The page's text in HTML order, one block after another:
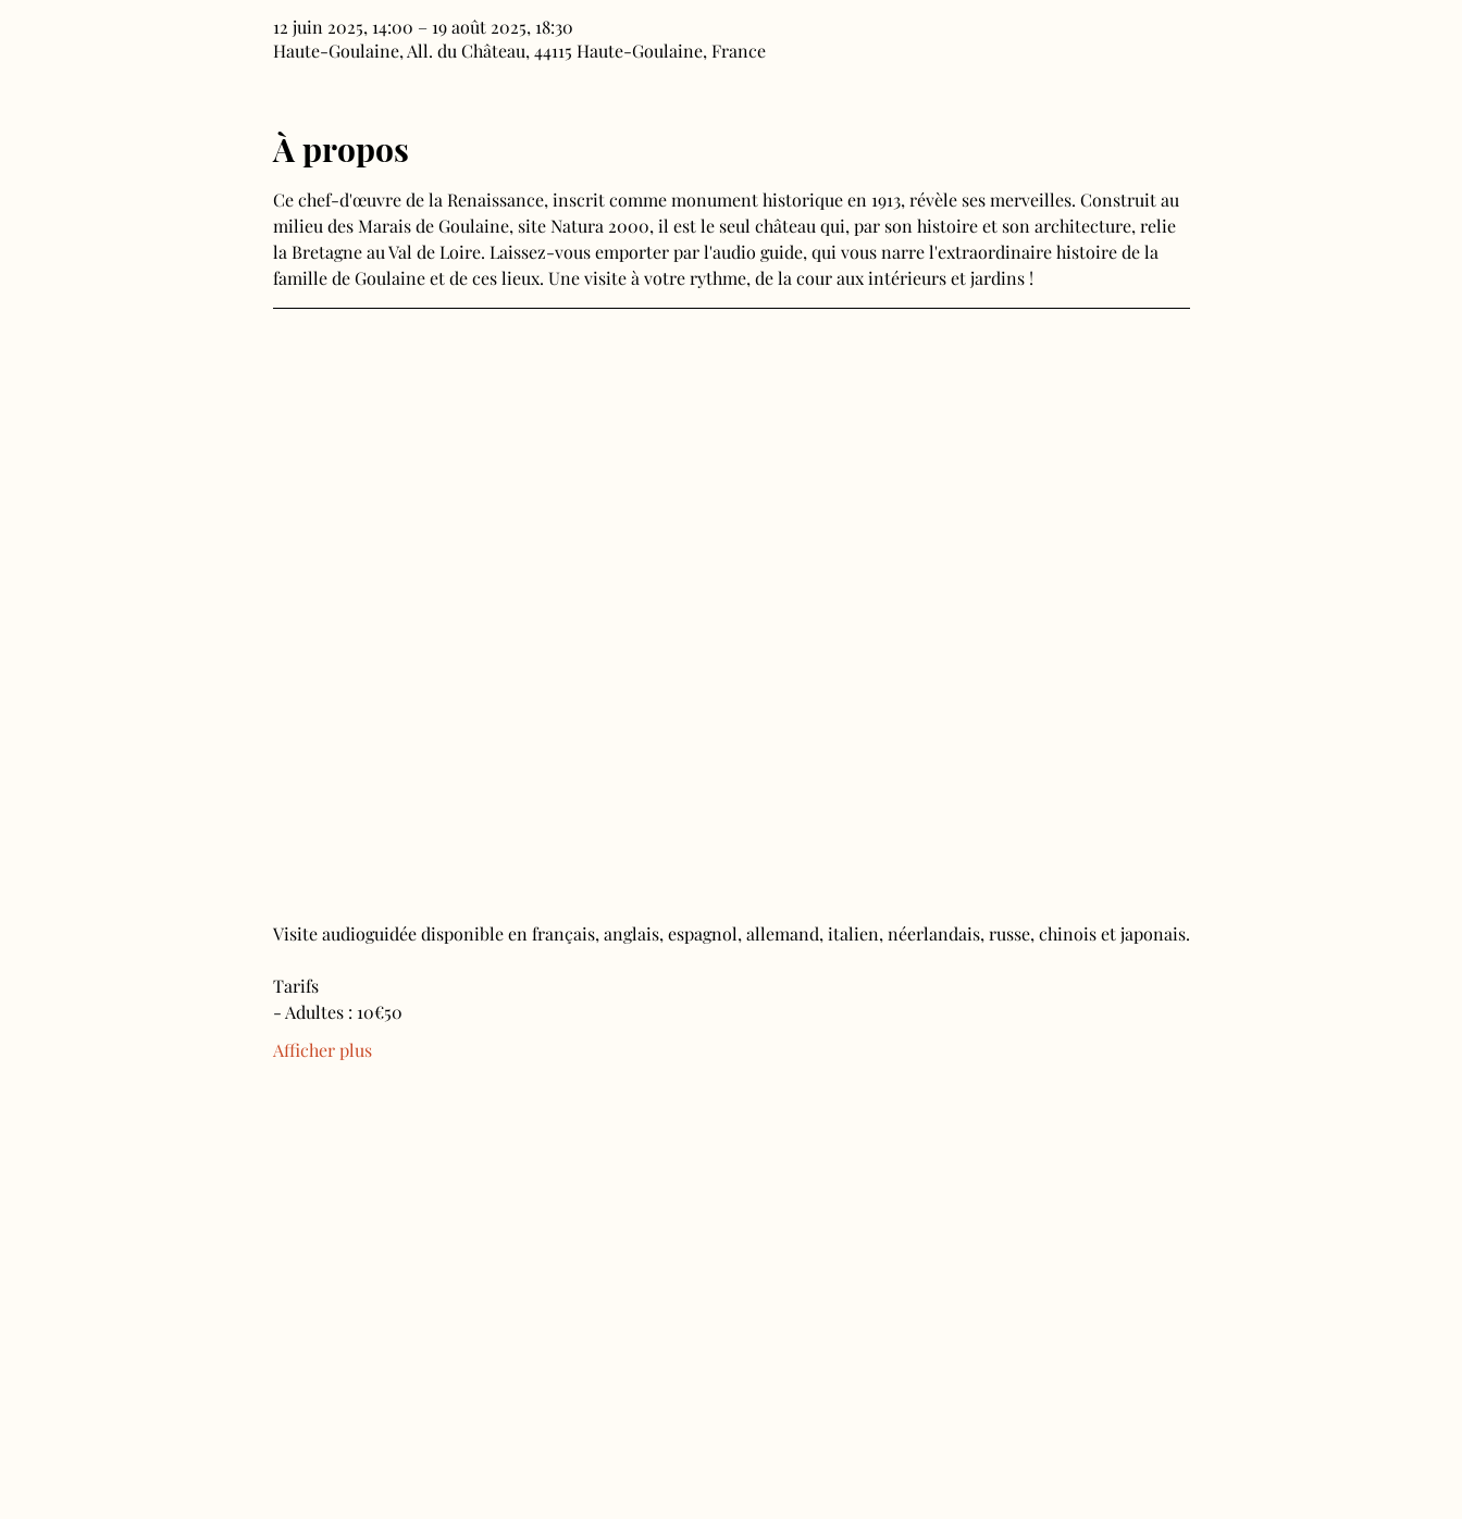
12 juin 2025, 14:00 – 19 août 2025, 18:30
Haute-Goulaine, All. du Château, 44115 Haute-Goulaine, France
À propos
Ce chef-d'œuvre de la Renaissance, inscrit comme monument historique en 1913, révèle ses merveilles. Construit au
milieu des Marais de Goulaine, site Natura 2000, il est le seul château qui, par son histoire et son architecture, relie
la Bretagne au Val de Loire. Laissez-vous emporter par l'audio guide, qui vous narre l'extraordinaire histoire de la
famille de Goulaine et de ces lieux. Une visite à votre rythme, de la cour aux intérieurs et jardins !
Visite audioguidée disponible en français, anglais, espagnol, allemand, italien, néerlandais, russe, chinois et japonais.
Tarifs
- Adultes : 10€50
Afficher plus